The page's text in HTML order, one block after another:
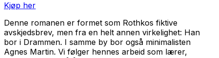
Kjøp her
Denne romanen er formet som Rothkos fiktive
avskjedsbrev, men fra en helt annen virkelighet: Han
bor i Drammen. I samme by bor også minimalisten
Agnes Martin. Vi følger hennes arbeid som lærer,